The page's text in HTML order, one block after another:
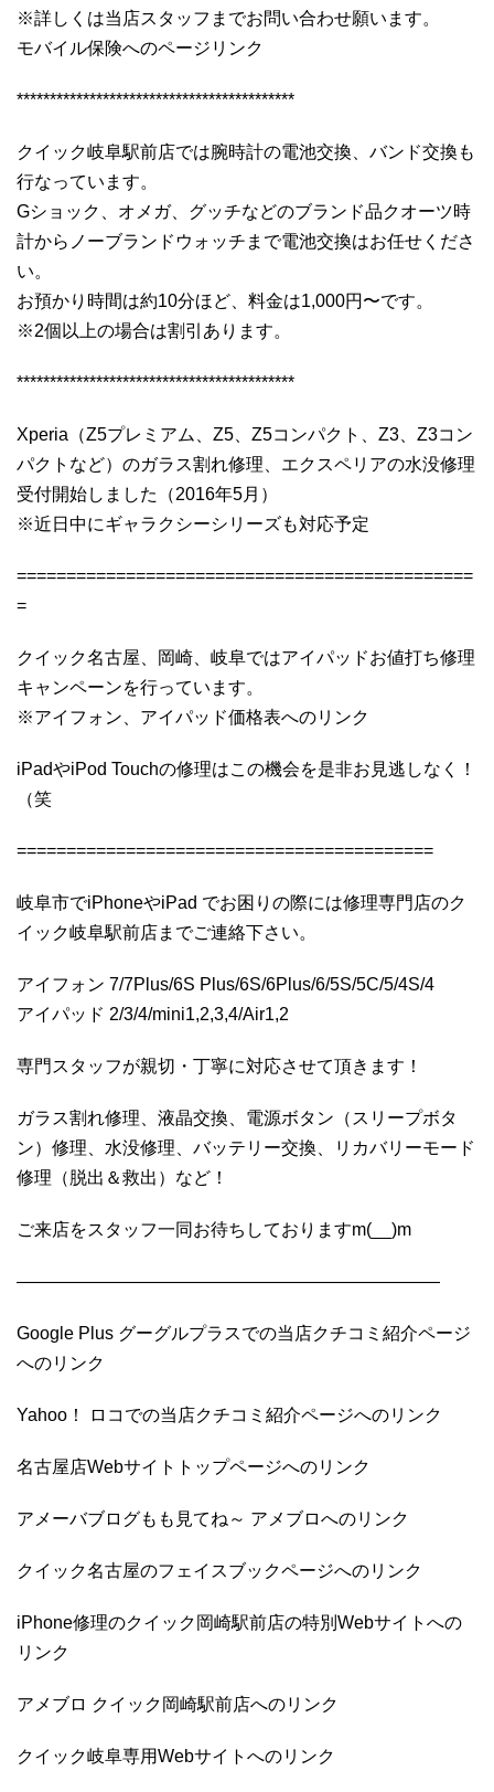
※詳しくは当店スタッフまでお問い合わせ願います。
モバイル保険へのページリンク
******************************************
クイック岐阜駅前店では腕時計の電池交換、バンド交換も
行なっています。
Gショック、オメガ、グッチなどのブランド品クオーツ時
計からノーブランドウォッチまで電池交換はお任せくださ
い。
お預かり時間は約10分ほど、料金は1,000円〜です。
※2個以上の場合は割引あります。
******************************************
Xperia（Z5プレミアム、Z5、Z5コンパクト、Z3、Z3コン
パクトなど）のガラス割れ修理、エクスペリアの水没修理
受付開始しました（2016年5月）
※近日中にギャラクシーシリーズも対応予定
==============================================
=
クイック名古屋、岡崎、岐阜ではアイパッドお値打ち修理
キャンペーンを行っています。
※アイフォン、アイパッド価格表へのリンク
iPadやiPod Touchの修理はこの機会を是非お見逃しなく！
（笑
==========================================
岐阜市でiPhoneやiPad でお困りの際には修理専門店のク
イック岐阜駅前店までご連絡下さい。
アイフォン 7/7Plus/6S Plus/6S/6Plus/6/5S/5C/5/4S/4
アイパッド 2/3/4/mini1,2,3,4/Air1,2
専門スタッフが親切・丁寧に対応させて頂きます！
ガラス割れ修理、液晶交換、電源ボタン（スリープボタ
ン）修理、水没修理、バッテリー交換、リカバリーモード
修理（脱出＆救出）など！
ご来店をスタッフ一同お待ちしておりますm(__)m
————————————————————————
Google Plus グーグルプラスでの当店クチコミ紹介ページ
へのリンク
Yahoo！ ロコでの当店クチコミ紹介ページへのリンク
名古屋店Webサイトトップページへのリンク
アメーバブログもも見てね～ アメブロへのリンク
クイック名古屋のフェイスブックページへのリンク
iPhone修理のクイック岡崎駅前店の特別Webサイトへの
リンク
アメブロ クイック岡崎駅前店へのリンク
クイック岐阜専用Webサイトへのリンク